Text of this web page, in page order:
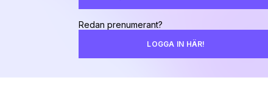
Redan prenumerant?
LOGGA IN HÄR!